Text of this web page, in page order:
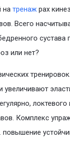
на тренаж рах
Всего
или нет?
увеличивают
локтевого
Комплекс